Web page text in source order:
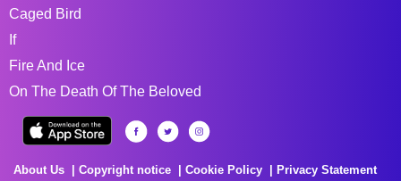
Caged Bird
If
Fire And Ice
On The Death Of The Beloved
About Us Copyright notice Cookie Policy
Privacy Statement